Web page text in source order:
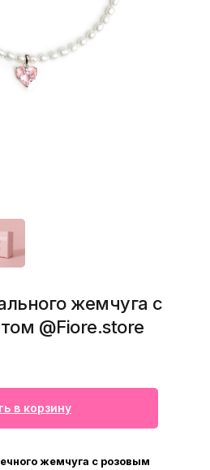
жемчуга с
@Fiore.store
в корзину
жемчуга с розовым